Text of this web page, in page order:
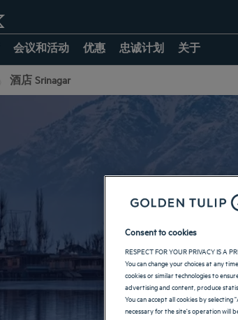
会议和活动 优惠 忠诚计划 关于
酒店 Srinagar
Consent to cookies
RESPECT FOR YOUR PRIVACY IS A
You can change your choices at any
cookies or similar technologies to
advertising and content, produce
You can accept all cookies by
necessary for the site's operation will